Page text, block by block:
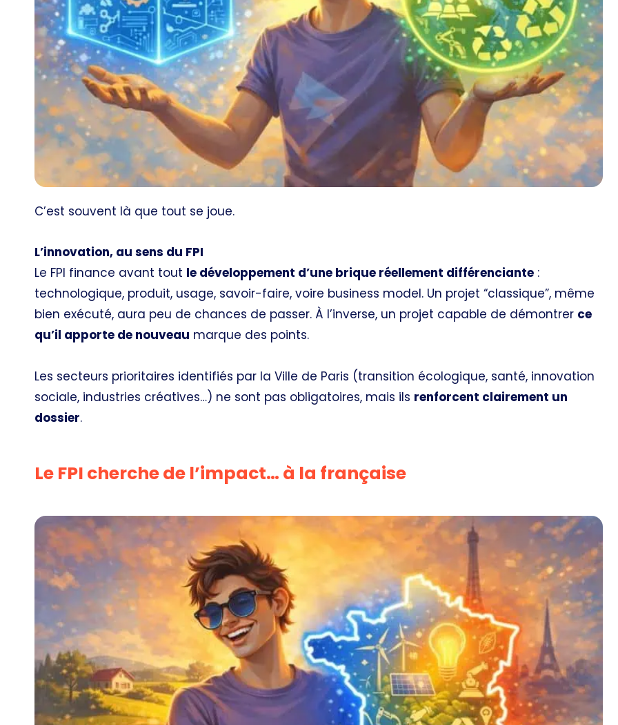
C’est souvent là que tout se joue.
L’innovation, au sens du FPI
Le FPI finance avant tout le développement d’une brique réellement différenciante :
technologique, produit, usage, savoir-faire, voire business model. Un projet “classique”, même
bien exécuté, aura peu de chances de passer. À l’inverse, un projet capable de démontrer ce
qu’il apporte de nouveau marque des points.
Les secteurs prioritaires identifiés par la Ville de Paris (transition écologique, santé, innovation
sociale, industries créatives…) ne sont pas obligatoires, mais ils renforcent clairement un
dossier.
Le FPI cherche de l’impact… à la française